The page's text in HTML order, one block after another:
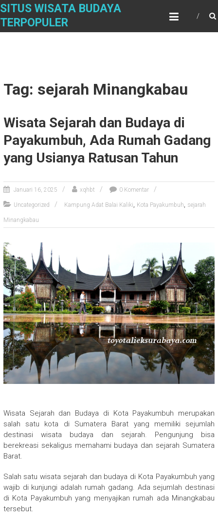
Skip
content
SITUS WISATA BUDAYA
TERPOPULER
Tag: sejarah Minangkabau
Wisata Sejarah dan Budaya di
Payakumbuh, Ada Rumah Gadang
yang Usianya Ratusan Tahun
Januari 16, 2025 xqhbt 0 Komentar
Uncategorized Kampung Adat Balai Kaliki, Kota Payakumbuh, sejarah
Minangkabau
Wisata Sejarah dan Budaya di Kota Payakumbuh merupakan
salah satu kota di Sumatera Barat yang memiliki sejumlah
destinasi wisata budaya dan sejarah. Pengunjung bisa
berekreasi sekaligus memahami budaya dan sejarah Sumatera
Barat.
Salah satu wisata sejarah dan budaya di Kota Payakumbuh yang
wajib di kunjungi adalah rumah gadang. Ada sejumlah destinasi
di Kota Payakumbuh yang menyajikan rumah ada Minangkabau
tersebut.